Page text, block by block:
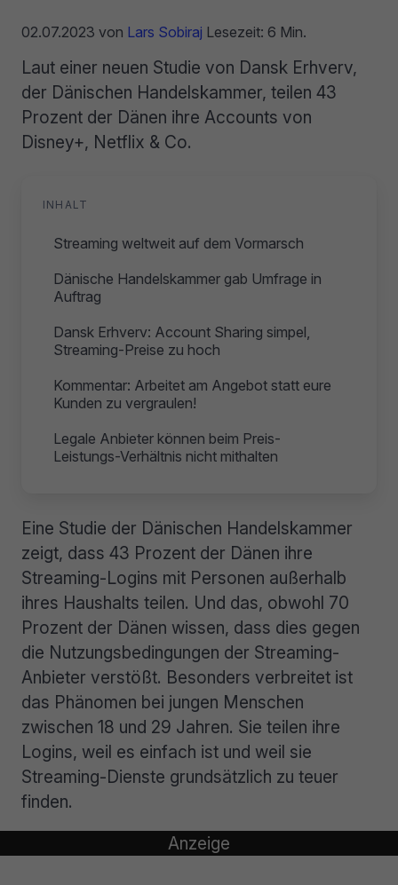
02.07.2023 von Lars Sobiraj Lesezeit: 6 Min.
Laut einer neuen Studie von Dansk Erhverv,
der Dänischen Handelskammer, teilen 43
Prozent der Dänen ihre Accounts von
Disney+, Netflix & Co.
INHALT
Streaming weltweit auf dem Vormarsch
Dänische Handelskammer gab Umfrage in
Auftrag
Dansk Erhverv: Account Sharing simpel,
Streaming-Preise zu hoch
Kommentar: Arbeitet am Angebot statt eure
Kunden zu vergraulen!
Legale Anbieter können beim Preis-
Leistungs-Verhältnis nicht mithalten
Eine Studie der Dänischen Handelskammer
zeigt, dass 43 Prozent der Dänen ihre
Streaming-Logins mit Personen außerhalb
ihres Haushalts teilen. Und das, obwohl 70
Prozent der Dänen wissen, dass dies gegen
die Nutzungsbedingungen der Streaming-
Anbieter verstößt. Besonders verbreitet ist
das Phänomen bei jungen Menschen
zwischen 18 und 29 Jahren. Sie teilen ihre
Logins, weil es einfach ist und weil sie
Streaming-Dienste grundsätzlich zu teuer
finden.